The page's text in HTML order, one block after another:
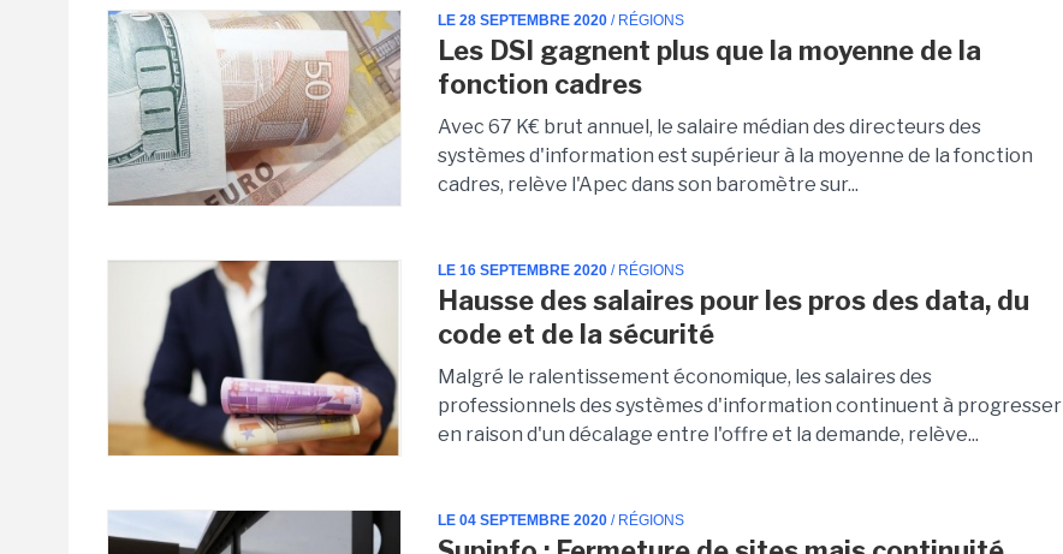
LE 28 SEPTEMBRE 2020 / RÉGIONS
Les DSI gagnent plus que la moyenne de la
fonction cadres
Avec 67 K€ brut annuel, le salaire médian des directeurs des
systèmes d'information est supérieur à la moyenne de la fonction
cadres, relève l'Apec dans son baromètre sur...
LE 16 SEPTEMBRE 2020 / RÉGIONS
Hausse des salaires pour les pros des data, du
code et de la sécurité
Malgré le ralentissement économique, les salaires des
professionnels des systèmes d'information continuent à progresser
en raison d'un décalage entre l'offre et la demande, relève...
LE 04 SEPTEMBRE 2020 / RÉGIONS